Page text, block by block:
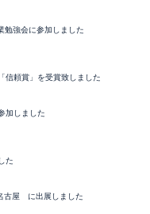
勉強会に参加しました
信頼賞」を受賞致しました
加しました
た
古屋 に出展しました